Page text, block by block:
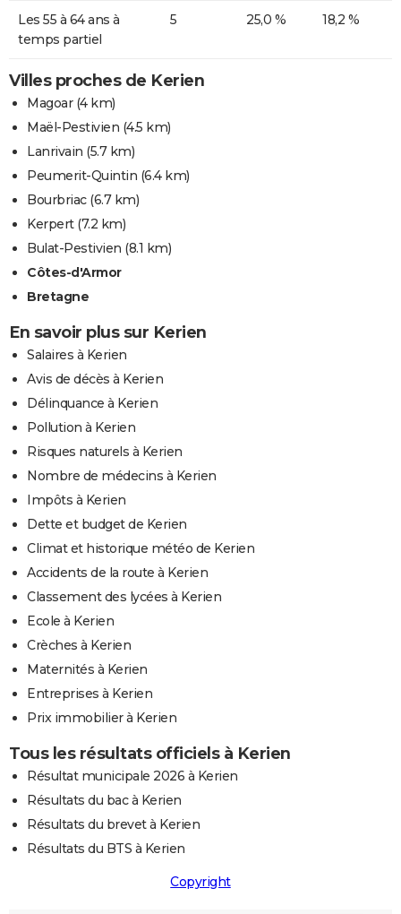
Les 55 à 64 ans à
temps partiel
5 25,0 % 18,2 %
Villes proches de Kerien
Magoar(4 km)
Maël-Pestivien (4.5 km)
Lanrivain (5.7 km)
Peumerit-Quintin (6.4 km)
Bourbriac(6.7 km)
Kerpert(7.2 km)
Bulat-Pestivien (8.1 km)
Côtes-d'Armor
Bretagne
En savoir plus sur Kerien
Salaires à Kerien
Avis de décès à Kerien
Délinquance à Kerien
Pollution à Kerien
Risques naturels à Kerien
Nombre de médecins à Kerien
Impôts à Kerien
Dette et budget de Kerien
Climat et historique météo de Kerien
Accidents de la route à Kerien
Classement des lycées à Kerien
Ecole à Kerien
Crèches à Kerien
Maternités à Kerien
Entreprises à Kerien
Prix immobilier à Kerien
Tous les résultats officiels à Kerien
Résultat municipale 2026 à Kerien
Résultats du bac à Kerien
Résultats du brevet à Kerien
Résultats du BTS à Kerien
Copyright